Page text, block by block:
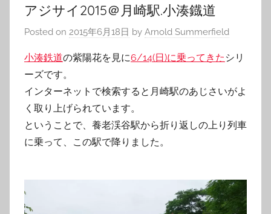
アジサイ2015＠月崎駅.小湊鐡道
Posted on 2015年6月18日 by Arnold Summerfield
小湊鉄道の紫陽花を見に6/14(日)に乗ってきた シリ
ーズです。
インターネットで検索すると月崎駅のあじさいがよ
く取り上げられています。
ということで、養老渓谷駅から折り返しの上り列車
に乗って、この駅で降りました。